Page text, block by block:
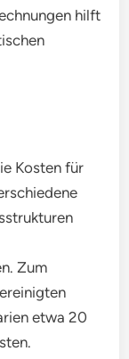
hilft
Kosten für
Zum
etwa 20